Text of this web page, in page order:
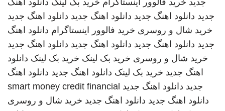
جدید خرید فالوور اینستاگرام خرید بک لینک دانلود اهنگ
جدید دانلود اهنگ جدید دانلود اهنگ جدید دانلود اهنگ جدید
خرید شال و روسری خرید فالوور اینستاگرام دانلود اهنگ
جدید دانلود اهنگ جدید دانلود اهنگ جدید دانلود اهنگ جدید
خرید شال و روسری خرید بک لینک خرید بک لینک دانلود
اهنگ جدید خرید بک لینک دانلود اهنگ جدید دانلود اهنگ
جدید دانلود اهنگ جدید smart money credit financial
دانلود اهنگ جدید دانلود اهنگ جدید خرید شال و روسری